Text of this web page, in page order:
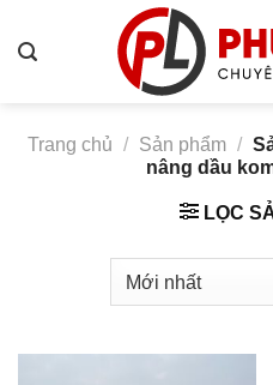
qua
Trang chủ
/ Sản phẩm /
nâng dầu
LỌC